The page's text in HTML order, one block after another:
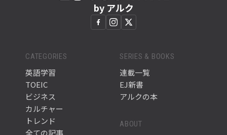
by アルク
CATEGORIES
英語学習
TOEIC
ビジネス
カルチャー
トレンド
全ての記事
SERIES & BOOKS
連載一覧
EJ新書
アルクの本
ABOUT